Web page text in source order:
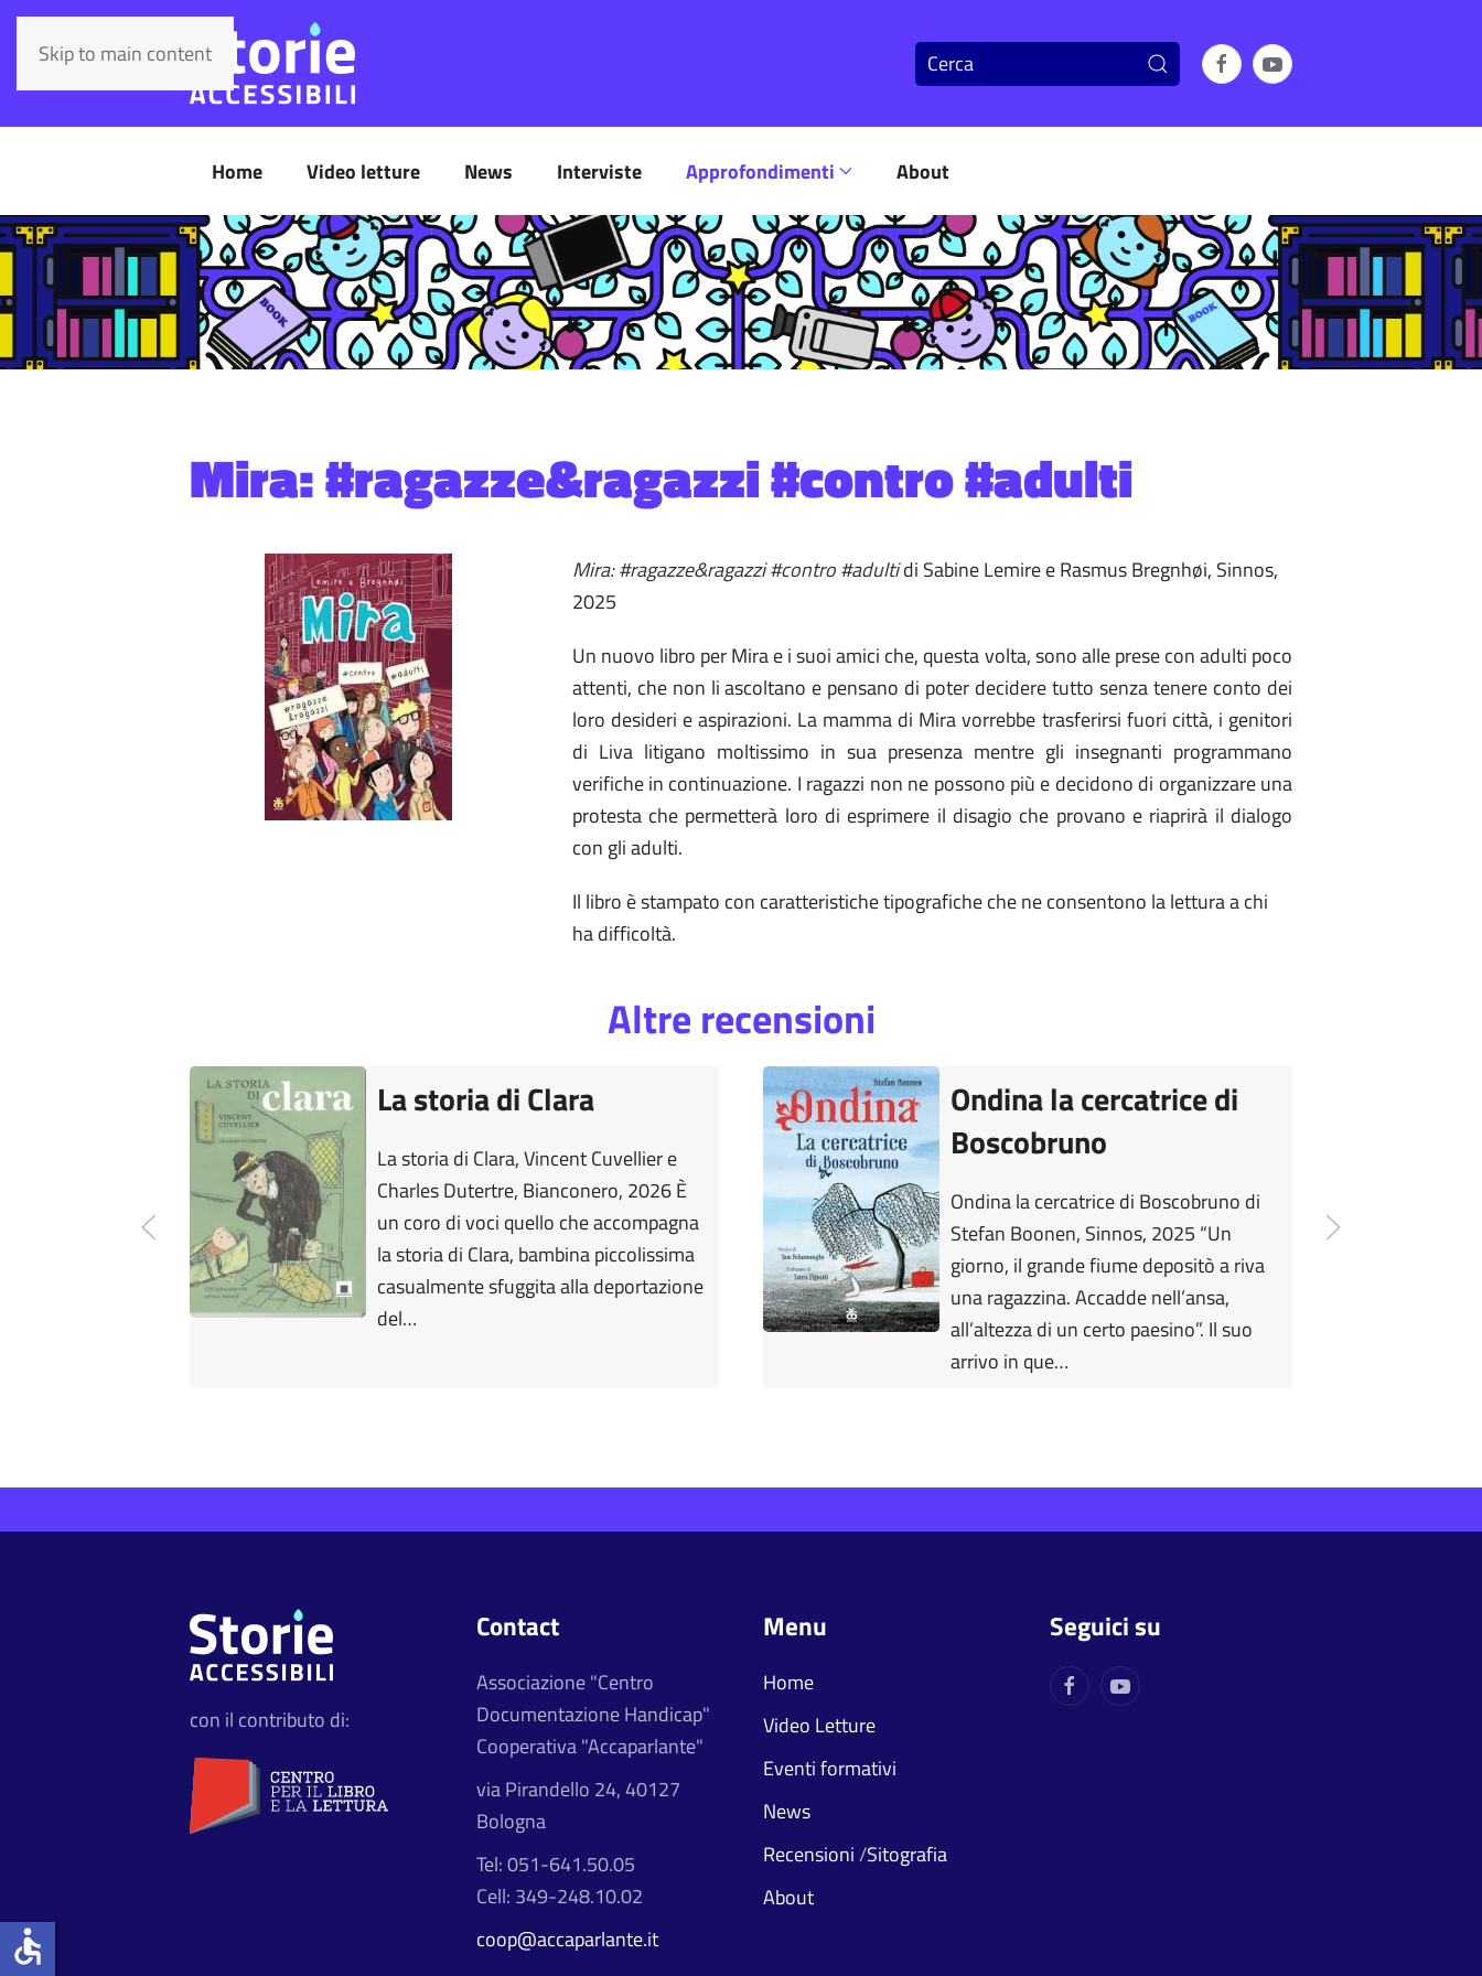
Skip to main content
Home Video letture News Interviste Approfondimenti About
Mira: #ragazze&ragazzi #contro #adulti
Mira: #ragazze&ragazzi #contro #adultidi Sabine Lemire e Rasmus Bregnhøi, Sinnos,
2025
Un nuovo libro per Mira e i suoi amici che, questa volta, sono alle prese con adulti poco
attenti, che non li ascoltano e pensano di poter decidere tutto senza tenere conto dei
loro desideri e aspirazioni. La mamma di Mira vorrebbe trasferirsi fuori città, i genitori
di Liva litigano moltissimo in sua presenza mentre gli insegnanti programmano
verifiche in continuazione. I ragazzi non ne possono più e decidono di organizzare una
protesta che permetterà loro di esprimere il disagio che provano e riaprirà il dialogo
con gli adulti.
Il libro è stampato con caratteristiche tipografiche che ne consentono la lettura a chi
ha difficoltà.
Altre recensioni
La storia di Clara
La storia di Clara, Vincent Cuvellier e
Charles Dutertre, Bianconero, 2026 È
un coro di voci quello che accompagna
la storia di Clara, bambina piccolissima
casualmente sfuggita alla deportazione
del…
Ondina la cercatrice di
Boscobruno
Ondina la cercatrice di Boscobruno di
Stefan Boonen, Sinnos, 2025 “Un
giorno, il grande fiume depositò a riva
una ragazzina. Accadde nell’ansa,
all’altezza di un certo paesino”. Il suo
arrivo in que…
con il contributo di:
Contact
Associazione "Centro
Documentazione Handicap"
Cooperativa "Accaparlante"
via Pirandello 24, 40127
Bologna
Tel: 051-641.50.05
Cell: 349-248.10.02
coop@accaparlante.it
Menu
Home
Video Letture
Eventi formativi
News
Recensioni/Sitografia
About
Seguici su
accessible